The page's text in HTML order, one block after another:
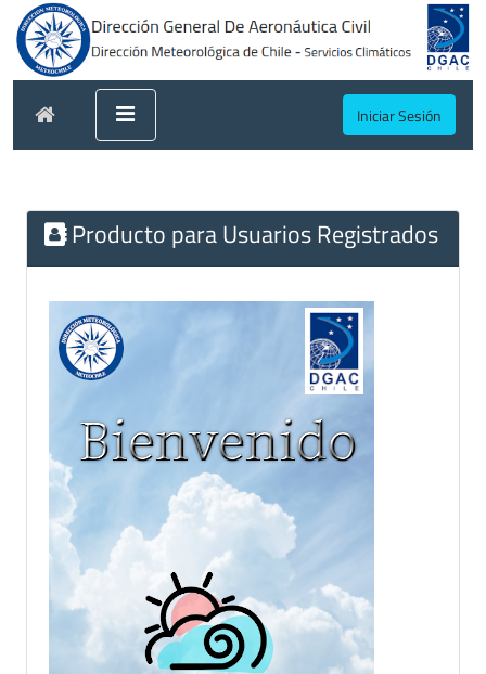
Iniciar Sesión
Producto para Usuarios Registrados